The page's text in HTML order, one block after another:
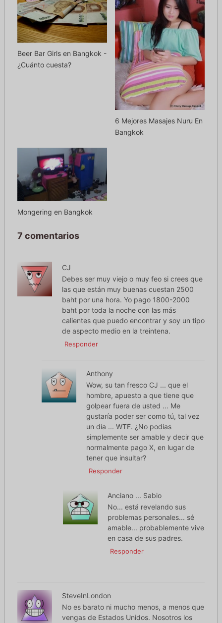
Beer Bar Girls en Bangkok -
¿Cuánto cuesta?
6 Mejores Masajes Nuru En
Bangkok
Mongering en Bangkok
7 comentarios
CJ
Debes ser muy viejo o muy feo si crees que
las que están muy buenas cuestan 2500
baht por una hora. Yo pago 1800-2000
baht por toda la noche con las más
calientes que puedo encontrar y soy un tipo
de aspecto medio en la treintena.
Responder
Anthony
Wow, su tan fresco CJ ... que el
hombre, apuesto a que tiene que
golpear fuera de usted ... Me
gustaría poder ser como tú, tal vez
un día ... WTF. ¿No podías
simplemente ser amable y decir que
normalmente pago X, en lugar de
tener que insultar?
Responder
Anciano ... Sabio
No... está revelando sus
problemas personales... sé
amable... probablemente vive
en casa de sus padres.
Responder
SteveInLondon
No es barato ni mucho menos, a menos que
vengas de Estados Unidos. Nosotros los